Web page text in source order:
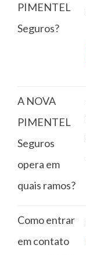
PIMENTEL
Seguros?
A NOVA
PIMENTEL
Seguros
opera em
quais ramos?
Como entrar
em contato